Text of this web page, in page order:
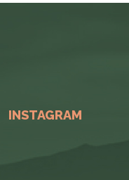
INSTAGRAM